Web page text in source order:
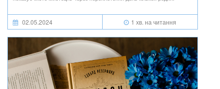
02.05.2024 1 хв. на читання